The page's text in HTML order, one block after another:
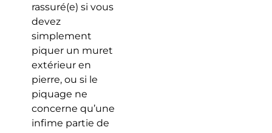
rassuré(e) si vous
devez
simplement
piquer un muret
extérieur en
pierre, ou si le
piquage ne
concerne qu’une
infime partie de